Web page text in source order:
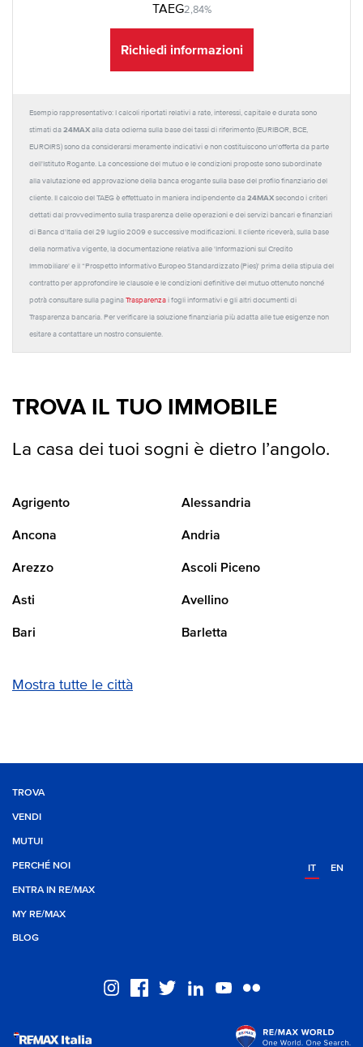
TAEG2,84%
Richiedi informazioni
Esempio rappresentativo: I calcoli riportati relativi a rate, interessi, capitale e durata sono
stimati da 24MAX alla data odierna sulla base dei tassi di riferimento (EURIBOR, BCE,
EUROIRS) sono da considerarsi meramente indicativi e non costituiscono un'offerta da parte
dell'Istituto Rogante. La concessione del mutuo e le condizioni proposte sono subordinate
alla valutazione ed approvazione della banca erogante sulla base del profilo finanziario del
cliente. Il calcolo del TAEG è effettuato in maniera indipendente da 24MAX secondo i criteri
dettati dal provvedimento sulla trasparenza delle operazioni e dei servizi bancari e finanziari
di Banca d'Italia del 29 luglio 2009 e successive modificazioni. Il cliente riceverà, sulla base
della normativa vigente, la documentazione relativa alle 'Informazioni sul Credito
Immobiliare' e il “Prospetto Informativo Europeo Standardizzato (Pies)' prima della stipula del
contratto per approfondire le clausole e le condizioni definitive del mutuo ottenuto nonché
potrà consultare sulla pagina Trasparenza i fogli informativi e gli altri documenti di
Trasparenza bancaria. Per verificare la soluzione finanziaria più adatta alle tue esigenze non
esitare a contattare un nostro consulente.
TROVA IL TUO IMMOBILE
La casa dei tuoi sogni è dietro l’angolo.
Agrigento Alessandria
Ancona Andria
Arezzo Ascoli Piceno
Asti Avellino
Bari Barletta
Mostra tutte le città
TROVA
VENDI
MUTUI
PERCHÉ NOI
ENTRA IN RE/MAX
MY RE/MAX
BLOG
IT EN